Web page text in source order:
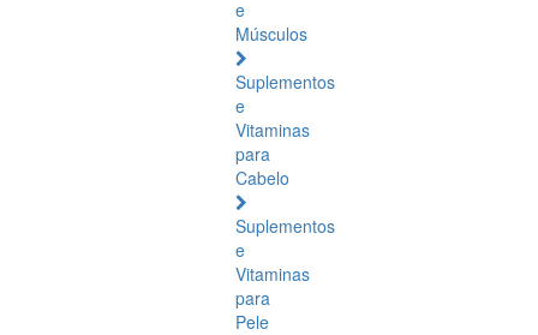
e
Músculos
Suplementos
e
Vitaminas
para
Cabelo
Suplementos
e
Vitaminas
para
Pele